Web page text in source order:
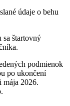
údaje o behu
sa štartovný
podmienok
po ukončení
mája 2026.